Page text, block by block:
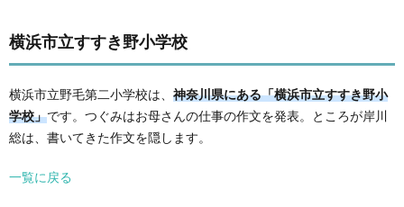
横浜市立すすき野小学校
横浜市立野毛第二小学校は、 神奈川県にある「横浜市立すすき野小
学校」です。つぐみはお母さんの仕事の作文を発表。ところが岸川
総は、書いてきた作文を隠します。
一覧に戻る